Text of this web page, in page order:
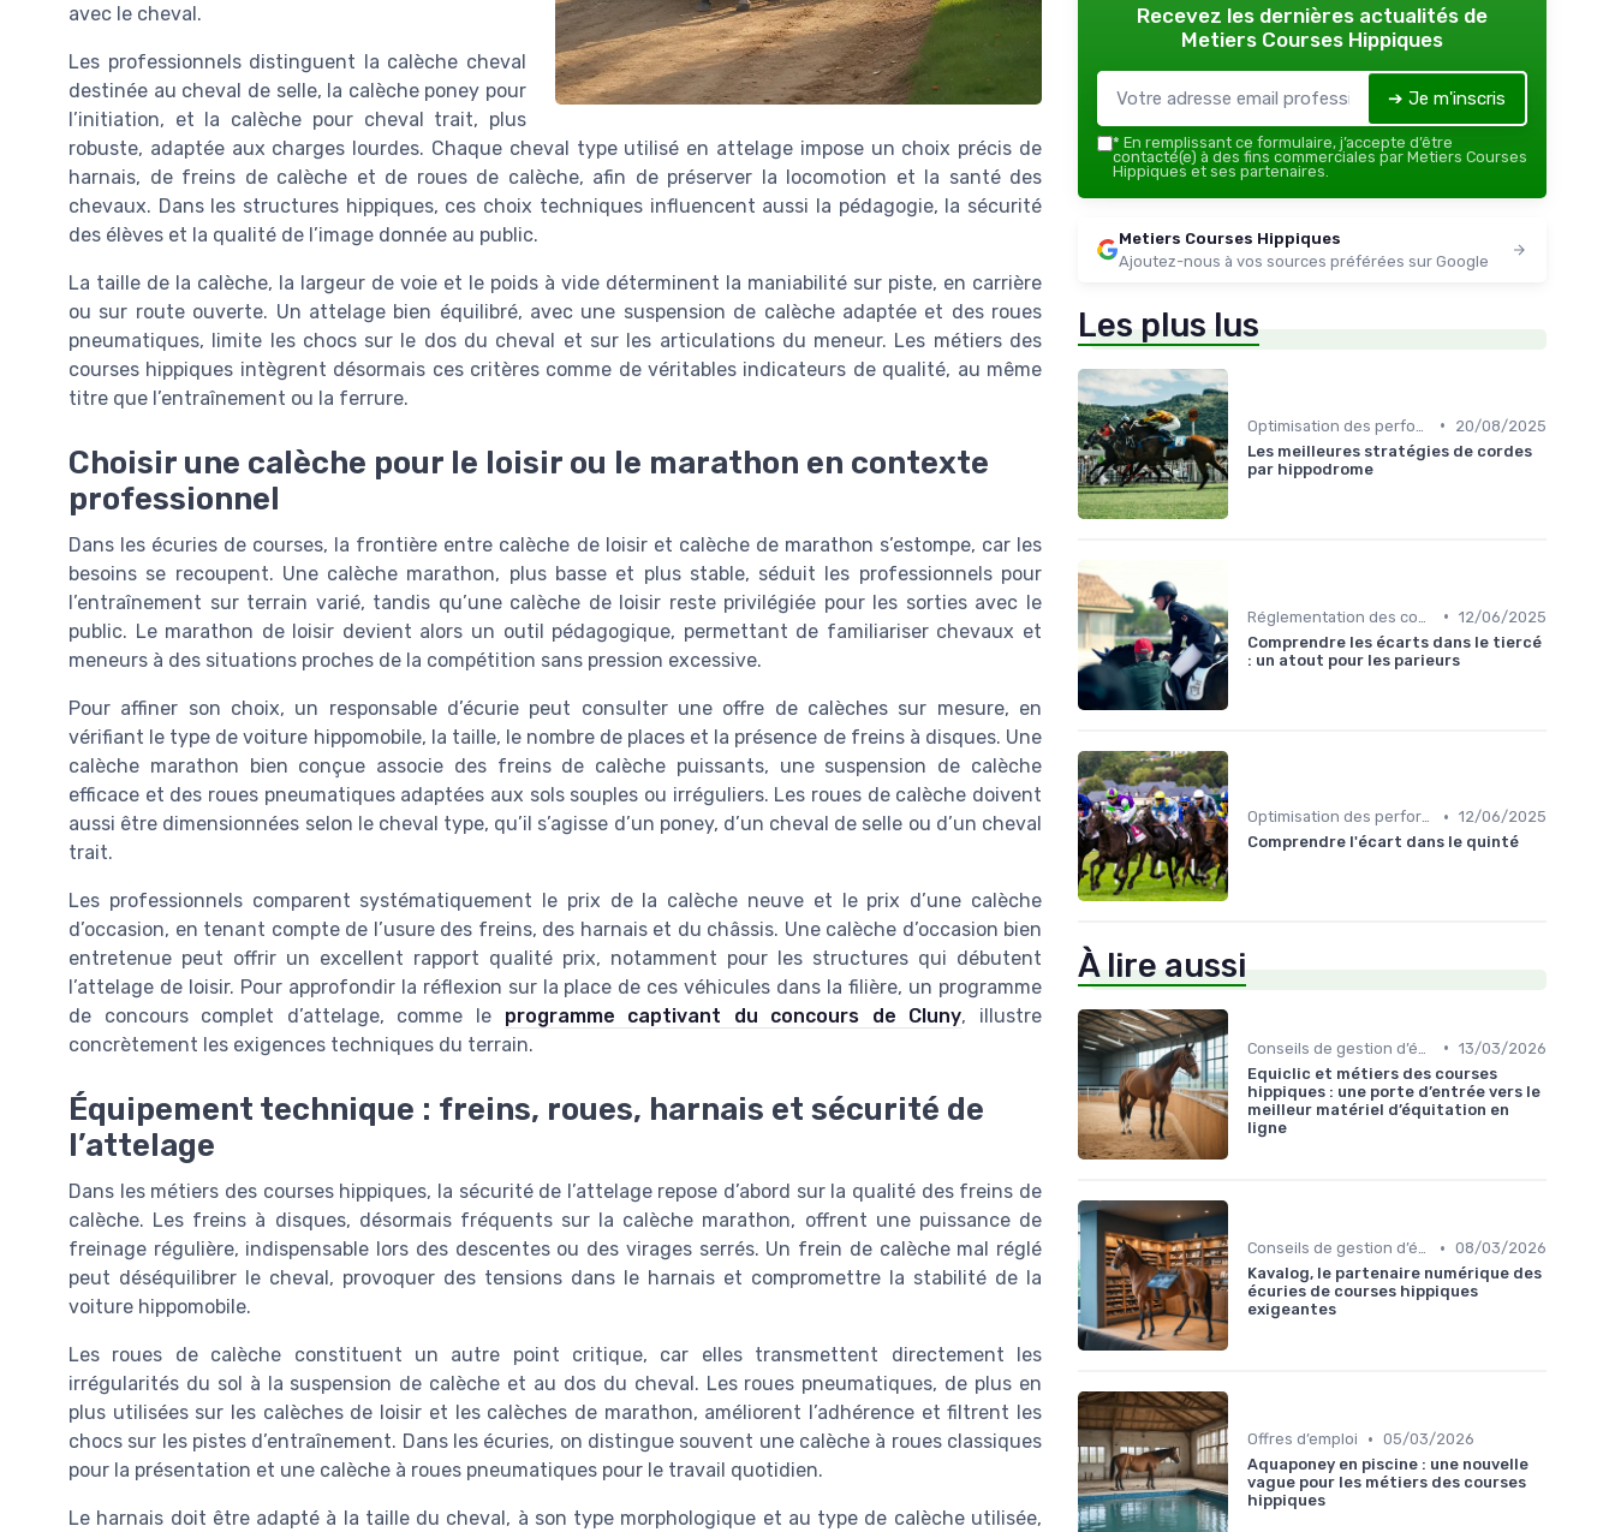
avec le cheval.
Les professionnels distinguent la calèche cheval
destinée au cheval de selle, la calèche poney pour
l’initiation, et la calèche pour cheval trait, plus
robuste, adaptée aux charges lourdes. Chaque cheval type utilisé en attelage impose un choix précis de
harnais, de freins de calèche et de roues de calèche, afin de préserver la locomotion et la santé des
chevaux. Dans les structures hippiques, ces choix techniques influencent aussi la pédagogie, la sécurité
des élèves et la qualité de l’image donnée au public.
La taille de la calèche, la largeur de voie et le poids à vide déterminent la maniabilité sur piste, en carrière
ou sur route ouverte. Un attelage bien équilibré, avec une suspension de calèche adaptée et des roues
pneumatiques, limite les chocs sur le dos du cheval et sur les articulations du meneur. Les métiers des
courses hippiques intègrent désormais ces critères comme de véritables indicateurs de qualité, au même
titre que l’entraînement ou la ferrure.
Choisir une calèche pour le loisir ou le marathon en contexte
professionnel
Dans les écuries de courses, la frontière entre calèche de loisir et calèche de marathon s’estompe, car les
besoins se recoupent. Une calèche marathon, plus basse et plus stable, séduit les professionnels pour
l’entraînement sur terrain varié, tandis qu’une calèche de loisir reste privilégiée pour les sorties avec le
public. Le marathon de loisir devient alors un outil pédagogique, permettant de familiariser chevaux et
meneurs à des situations proches de la compétition sans pression excessive.
Pour affiner son choix, un responsable d’écurie peut consulter une offre de calèches sur mesure, en
vérifiant le type de voiture hippomobile, la taille, le nombre de places et la présence de freins à disques. Une
calèche marathon bien conçue associe des freins de calèche puissants, une suspension de calèche
efficace et des roues pneumatiques adaptées aux sols souples ou irréguliers. Les roues de calèche doivent
aussi être dimensionnées selon le cheval type, qu’il s’agisse d’un poney, d’un cheval de selle ou d’un cheval
trait.
Les professionnels comparent systématiquement le prix de la calèche neuve et le prix d’une calèche
d’occasion, en tenant compte de l’usure des freins, des harnais et du châssis. Une calèche d’occasion bien
entretenue peut offrir un excellent rapport qualité prix, notamment pour les structures qui débutent
l’attelage de loisir. Pour approfondir la réflexion sur la place de ces véhicules dans la filière, un programme
de concours complet d’attelage, comme le programme captivant du concours de Cluny, illustre
concrètement les exigences techniques du terrain.
Équipement technique : freins, roues, harnais et sécurité de
l’attelage
Dans les métiers des courses hippiques, la sécurité de l’attelage repose d’abord sur la qualité des freins de
calèche. Les freins à disques, désormais fréquents sur la calèche marathon, offrent une puissance de
freinage régulière, indispensable lors des descentes ou des virages serrés. Un frein de calèche mal réglé
peut déséquilibrer le cheval, provoquer des tensions dans le harnais et compromettre la stabilité de la
voiture hippomobile.
Les roues de calèche constituent un autre point critique, car elles transmettent directement les
irrégularités du sol à la suspension de calèche et au dos du cheval. Les roues pneumatiques, de plus en
plus utilisées sur les calèches de loisir et les calèches de marathon, améliorent l’adhérence et filtrent les
chocs sur les pistes d’entraînement. Dans les écuries, on distingue souvent une calèche à roues classiques
pour la présentation et une calèche à roues pneumatiques pour le travail quotidien.
Le harnais doit être adapté à la taille du cheval, à son type morphologique et au type de calèche utilisée,
Recevez les dernières actualités de
Metiers Courses Hippiques
➔ Je m'inscris
* En remplissant ce formulaire, j’accepte d’être
contacté(e) à des fins commerciales par Metiers Courses
Hippiques et ses partenaires.
Metiers Courses Hippiques
Ajoutez-nous à vos sources préférées sur Google
Les plus lus
•
20/08/2025
Les meilleures stratégies de cordes
par hippodrome
• 12/06/2025
Comprendre les écarts dans le tiercé
: un atout pour les parieurs
Optimisation des performances • 12/06/2025
Comprendre l'écart dans le quinté
À lire aussi
• 13/03/2026
Equiclic et métiers des courses
hippiques : une porte d’entrée vers le
meilleur matériel d’équitation en
ligne
Conseils de gestion d’écurie • 08/03/2026
Kavalog, le partenaire numérique des
écuries de courses hippiques
exigeantes
Offres d’emploi • 05/03/2026
Aquaponey en piscine : une nouvelle
vague pour les métiers des courses
hippiques